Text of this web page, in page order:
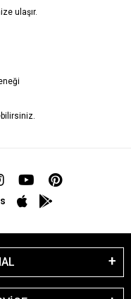
ulaşır.